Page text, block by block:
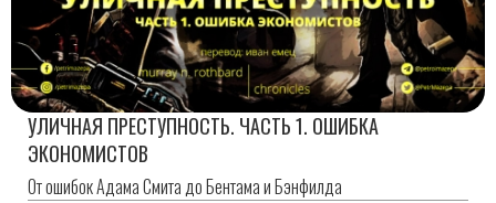
УЛИЧНАЯ ПРЕСТУПНОСТЬ. ЧАСТЬ 1. ОШИБКА
ЭКОНОМИСТОВ
От ошибок Адама Смита до Бентама и Бэнфилда